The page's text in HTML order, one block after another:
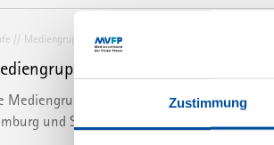
Zustimmung
Mediengruppe Klambt
KLAMBT stellt Media
Mediengruppe KLAMBT verstärkt ihr Media
und Speyer.